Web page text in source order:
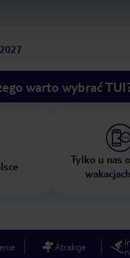
warto wybrać
Tylko u nas
Atrakcje